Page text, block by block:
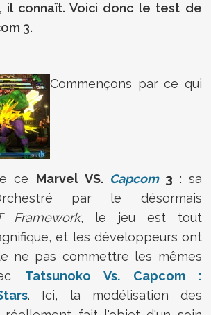
il connaît. Voici donc le test de
3.
Commençons par ce qui
ce Marvel VS. Capcom3 : sa
par le désormais
Framework, le jeu est tout
et les développeurs ont
ne pas commettre les mêmes
Tatsunoko Vs. Capcom :
. Ici, la modélisation des